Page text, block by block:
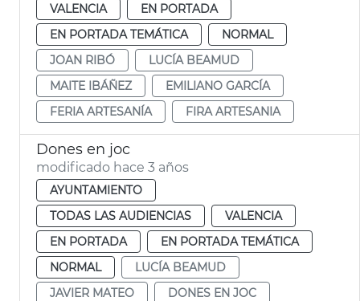
VALENCIA
EN PORTADA
EN PORTADA TEMÁTICA
NORMAL
JOAN RIBÓ
LUCÍA BEAMUD
MAITE IBÁÑEZ
EMILIANO GARCÍA
FERIA ARTESANÍA
FIRA ARTESANIA
Dones en joc
modificado hace 3 años
AYUNTAMIENTO
TODAS LAS AUDIENCIAS
VALENCIA
EN PORTADA
EN PORTADA TEMÁTICA
NORMAL
LUCÍA BEAMUD
JAVIER MATEO
DONES EN JOC